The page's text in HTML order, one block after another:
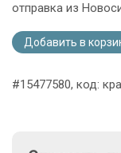
отправка из
Добавить в
#15477580, код: